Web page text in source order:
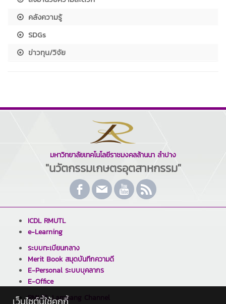
คลังความรู้
SDGs
ข่าวทุน/วิจัย
มหาวิทยาลัยเทคโนโลยีราชมงคลล้านนา ลำปาง
"นวัตกรรมเกษตรอุตสาหกรรม"
ICDL RMUTL
e-Learning
ระบบทะเบียนกลาง
Merit Book สมุดบันทึกความดี
E-Personal ระบบบุคลากร
E-Office
RMUTL Lampang Channel
เว็บไซต์นี้ใช้คุกกี้